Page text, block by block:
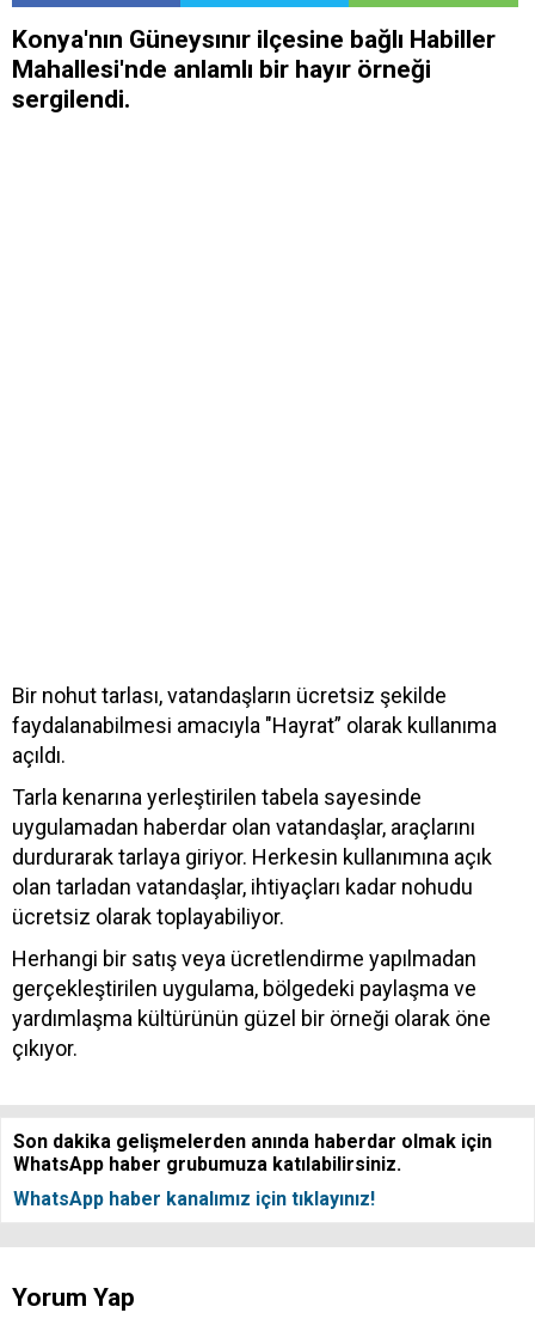
Konya'nın Güneysınır ilçesine bağlı Habiller
Mahallesi'nde anlamlı bir hayır örneği
sergilendi.
Bir nohut tarlası, vatandaşların ücretsiz şekilde
faydalanabilmesi amacıyla "Hayrat” olarak kullanıma
açıldı.
Tarla kenarına yerleştirilen tabela sayesinde
uygulamadan haberdar olan vatandaşlar, araçlarını
durdurarak tarlaya giriyor. Herkesin kullanımına açık
olan tarladan vatandaşlar, ihtiyaçları kadar nohudu
ücretsiz olarak toplayabiliyor.
Herhangi bir satış veya ücretlendirme yapılmadan
gerçekleştirilen uygulama, bölgedeki paylaşma ve
yardımlaşma kültürünün güzel bir örneği olarak öne
çıkıyor.
Son dakika gelişmelerden anında haberdar olmak için
WhatsApp haber grubumuza katılabilirsiniz.
WhatsApp haber kanalımız için tıklayınız!
Yorum Yap